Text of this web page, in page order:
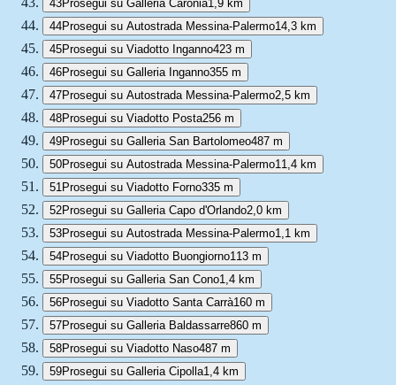
43Prosegui su Galleria Caronia1,9 km
44Prosegui su Autostrada Messina-Palermo14,3 km
45Prosegui su Viadotto Inganno423 m
46Prosegui su Galleria Inganno355 m
47Prosegui su Autostrada Messina-Palermo2,5 km
48Prosegui su Viadotto Posta256 m
49Prosegui su Galleria San Bartolomeo487 m
50Prosegui su Autostrada Messina-Palermo11,4 km
51 Prosegui su Viadotto Forno335 m
52Prosegui su Galleria Capo d'Orlando2,0 km
53Prosegui su Autostrada Messina-Palermo1,1 km
54Prosegui su Viadotto Buongiorno113 m
55Prosegui su Galleria San Cono1,4 km
56Prosegui su Viadotto Santa Carrà160 m
57Prosegui su Galleria Baldassarre860 m
58Prosegui su Viadotto Naso487 m
59Prosegui su Galleria Cipolla1,4 km